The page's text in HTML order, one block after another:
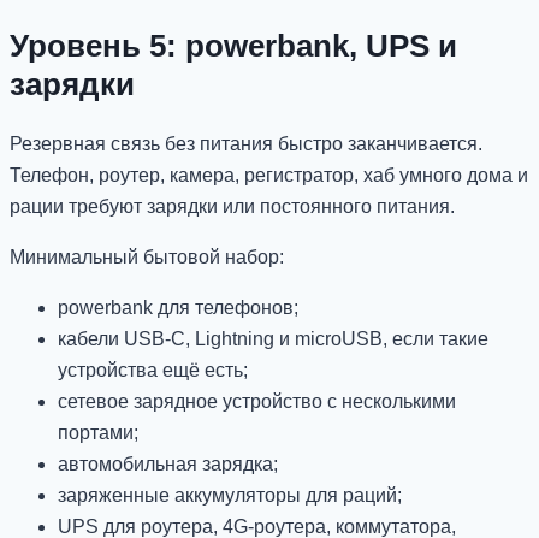
Уровень 5: powerbank, UPS и
зарядки
Резервная связь без питания быстро заканчивается.
Телефон, роутер, камера, регистратор, хаб умного дома и
рации требуют зарядки или постоянного питания.
Минимальный бытовой набор:
powerbank для телефонов;
кабели USB-C, Lightning и microUSB, если такие
устройства ещё есть;
сетевое зарядное устройство с несколькими
портами;
автомобильная зарядка;
заряженные аккумуляторы для раций;
UPS для роутера, 4G-роутера, коммутатора,